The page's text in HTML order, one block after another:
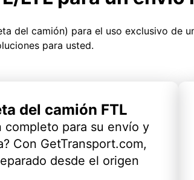
del camión) para el uso exclusivo de
para usted.
del camión FTL
completo para su envío y
Con GetTransport.com,
desde el origen